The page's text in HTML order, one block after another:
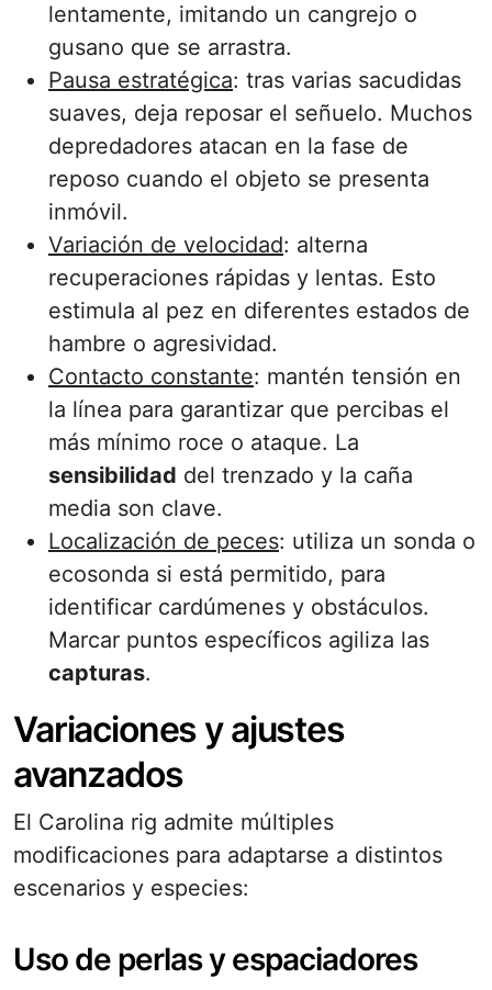
lentamente, imitando un cangrejo o
gusano que se arrastra.
Pausa estratégica: tras varias sacudidas
suaves, deja reposar el señuelo. Muchos
depredadores atacan en la fase de
reposo cuando el objeto se presenta
inmóvil.
Variación de velocidad: alterna
recuperaciones rápidas y lentas. Esto
estimula al pez en diferentes estados de
hambre o agresividad.
Contacto constante: mantén tensión en
la línea para garantizar que percibas el
más mínimo roce o ataque. La
sensibilidad del trenzado y la caña
media son clave.
Localización de peces: utiliza un sonda o
ecosonda si está permitido, para
identificar cardúmenes y obstáculos.
Marcar puntos específicos agiliza las
capturas.
Variaciones y ajustes
avanzados
El Carolina rig admite múltiples
modificaciones para adaptarse a distintos
escenarios y especies:
Uso de perlas y espaciadores